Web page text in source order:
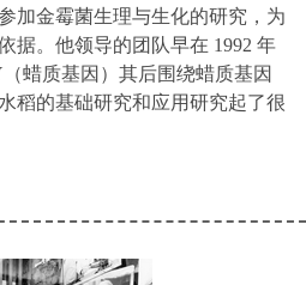
加金霉菌生理与生化的研究，为
据。他领导的团队早在 1992 年
蜡质基因）其后围绕蜡质基因
稻的基础研究和应用研究起了很